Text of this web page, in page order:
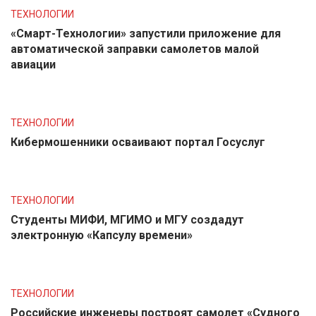
ТЕХНОЛОГИИ
«Смарт-Технологии» запустили приложение для
автоматической заправки самолетов малой
авиации
ТЕХНОЛОГИИ
Кибермошенники осваивают портал Госуслуг
ТЕХНОЛОГИИ
Студенты МИФИ, МГИМО и МГУ создадут
электронную «Капсулу времени»
ТЕХНОЛОГИИ
Российские инженеры построят самолет «Судного